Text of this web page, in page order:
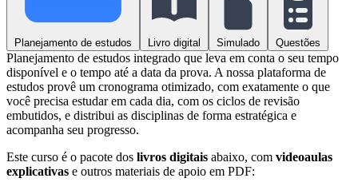
Planejamento de estudos Livro digital Simulado Questões
Planejamento de estudos integrado que leva em conta o seu tempo
disponível e o tempo até a data da prova. A nossa plataforma de
estudos provê um cronograma otimizado, com exatamente o que
você precisa estudar em cada dia, com os ciclos de revisão
embutidos, e distribui as disciplinas de forma estratégica e
acompanha seu progresso.
Este curso é o pacote dos livros digitais abaixo, com videoaulas
explicativas e outros materiais de apoio em PDF: